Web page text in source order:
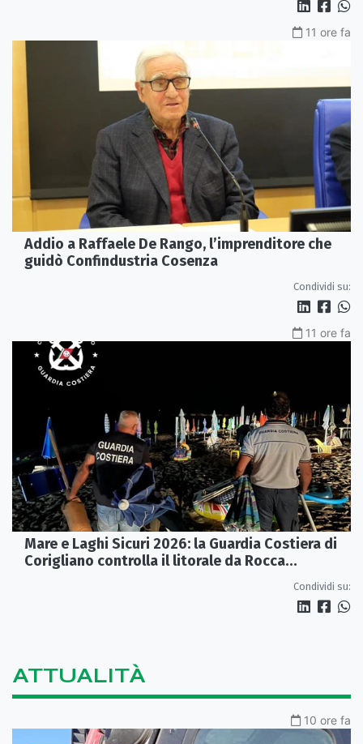
11 ore fa
Addio a Raffaele De Rango, l’imprenditore che
guidò Confindustria Cosenza
Condividi su:
11 ore fa
Mare e Laghi Sicuri 2026: la Guardia Costiera di
Corigliano controlla il litorale da Rocca
Condividi su:
ATTUALITÀ
10 ore fa